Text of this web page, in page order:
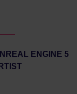
ENGINE 5